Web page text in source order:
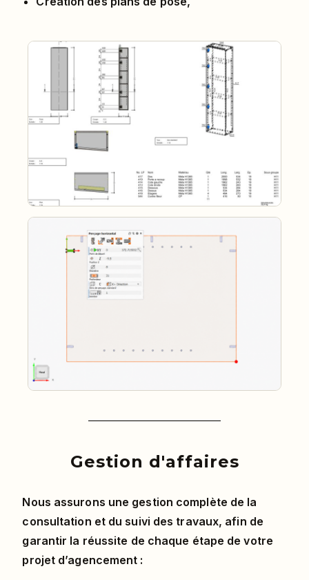
Gestion d'affaires
Nous assurons une gestion complète de la
consultation et du suivi des travaux, afin de
garantir la réussite de chaque étape de votre
projet d’agencement :